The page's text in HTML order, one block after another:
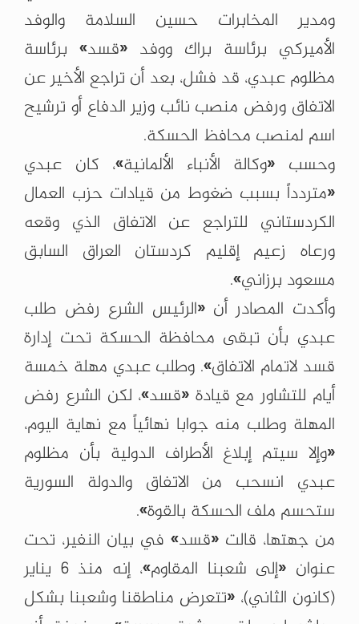
ومدير المخابرات حسين السلامة والوفد
الأميركي برئاسة براك ووفد «قسد» برئاسة
مظلوم عبدي، قد فشل، بعد أن تراجع الأخير عن
الاتفاق ورفض منصب نائب وزير الدفاع أو ترشيح
اسم لمنصب محافظ الحسكة.
وحسب «وكالة الأنباء الألمانية»، كان عبدي
«متردداً بسبب ضغوط من قيادات حزب العمال
الكردستاني للتراجع عن الاتفاق الذي وقعه
ورعاه زعيم إقليم كردستان العراق السابق
مسعود برزاني».
وأكدت المصادر أن «الرئيس الشرع رفض طلب
عبدي بأن تبقى محافظة الحسكة تحت إدارة
قسد لاتمام الاتفاق». وطلب عبدي مهلة خمسة
أيام للتشاور مع قيادة «قسد»، لكن الشرع رفض
المهلة وطلب منه جوابا نهائياً مع نهاية اليوم،
«وإلا سيتم إبلاغ الأطراف الدولية بأن مظلوم
عبدي انسحب من الاتفاق والدولة السورية
ستحسم ملف الحسكة بالقوة».
من جهتها، قالت «قسد» في بيان النفير، تحت
عنوان «إلى شعبنا المقاوم»، إنه منذ 6 يناير
(كانون الثاني)، «تتعرض مناطقنا وشعبنا بشكل